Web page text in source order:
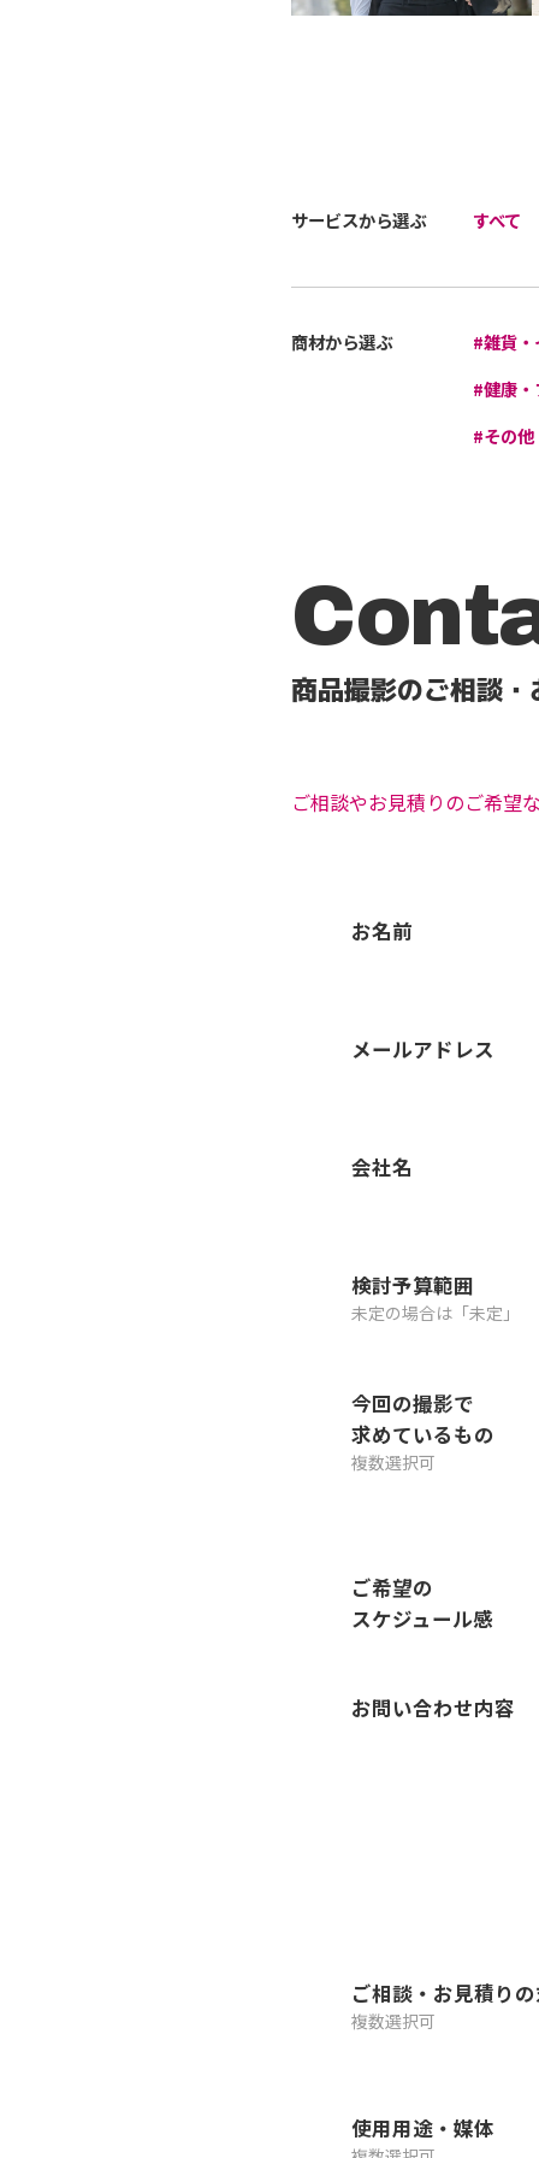
サービスから選ぶ すべて
商材から選ぶ
#雑貨
#健康
#その他
商品撮影のご相談・
ご相談やお見積りのご希望
お名前
メールアドレス
会社名
検討予算範囲
未定の場合は「未定」
今回の撮影で
求めているもの
複数選択可
ご希望の
スケジュール感
お問い合わせ内容
ご相談・お見積り
複数選択可
使用用途・媒体